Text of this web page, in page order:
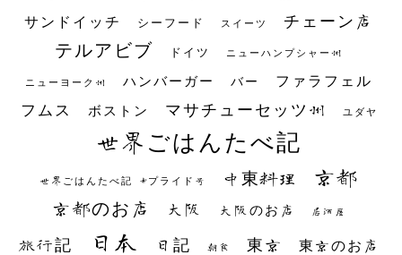
サンドイッチ シーフード スイーツ チェーン店
テルアビブ ドイツ ニューハンプシャー州
ニューヨーク州 ハンバーガー バー ファラフェル
フムス ボストン マサチューセッツ州 ユダヤ
世界ごはんたべ記
世界ごはんたべ記 #プライド号 中東料理 京都
京都のお店 大阪 大阪のお店 居酒屋
旅行記 日本 日記 朝食 東京 東京のお店